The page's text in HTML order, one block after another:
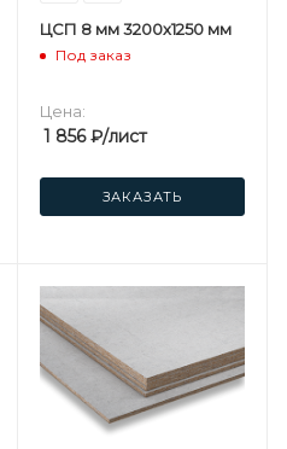
ЦСП 8 мм 3200х1250 мм
Под заказ
Цена:
1 856₽/лист
ЗАКАЗАТЬ